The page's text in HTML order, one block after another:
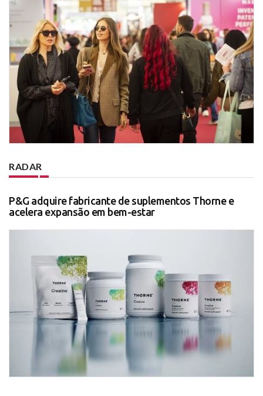
RADAR
P&G adquire fabricante de suplementos Thorne e
acelera expansão em bem-estar